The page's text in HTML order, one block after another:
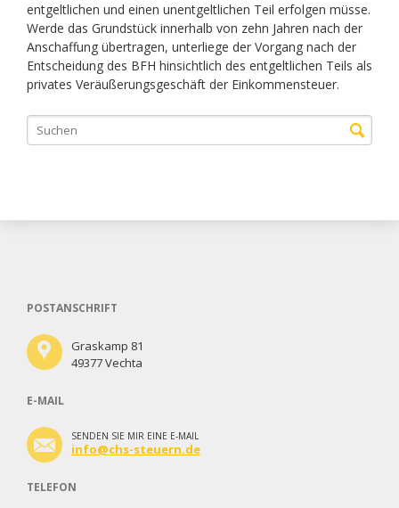
entgeltlichen und einen unentgeltlichen Teil erfolgen müsse.
Werde das Grundstück innerhalb von zehn Jahren nach der
Anschaffung übertragen, unterliege der Vorgang nach der
Entscheidung des BFH hinsichtlich des entgeltlichen Teils als
privates Veräußerungsgeschäft der Einkommensteuer.
POSTANSCHRIFT
Graskamp 81
49377 Vechta
E-MAIL
SENDEN SIE MIR EINE E-MAIL
info@chs-steuern.de
TELEFON